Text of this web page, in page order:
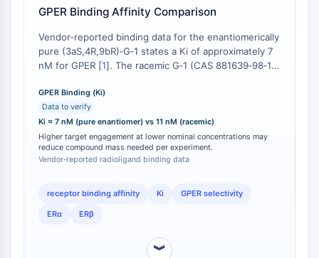
芳香族炭化水素受容体
STING
CCR
NOD様受容体
グルココルチコイド受容体
Toll様受容体
NO合成酵素
ヒスタミン受容体
活性酸素種
GPER Binding Affinity Comparison
Vendor‑reported binding data for the enantiomerically
pure (3aS,4R,9bR)‑G‑1 states a Ki of approximately 7
nM for GPER [1]. The racemic G‑1 (CAS 881639‑98‑1)
authoritative sources . Rac‑G‑1 displays no binding to
classical nuclear estrogen receptors ERα and ERβ at
concentrations up to 10 μM . The higher apparent
affinity of the pure enantiomer is consistent with the
absence of the inactive enantiomer LNS8812 in the
preparation.
GPER Binding (Ki)
Data to verify
Ki ≈ 7 nM (pure enantiomer) vs 11 nM (racemic)
Higher target engagement at lower nominal concentrations may
reduce compound mass needed per experiment.
Vendor‑reported radioligand binding data
receptor binding affinity Ki GPER selectivity
ERα ERβ
︾